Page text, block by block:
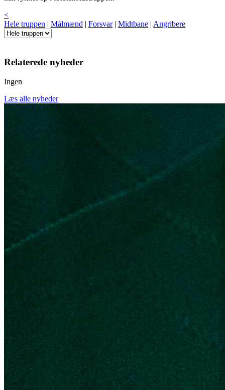
<
Hele truppen | Målmænd | Forsvar| Midtbane | Angribere
Relaterede nyheder
Ingen
Læs alle nyheder